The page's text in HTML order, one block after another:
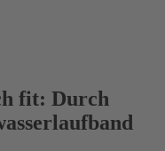
fit: Durch